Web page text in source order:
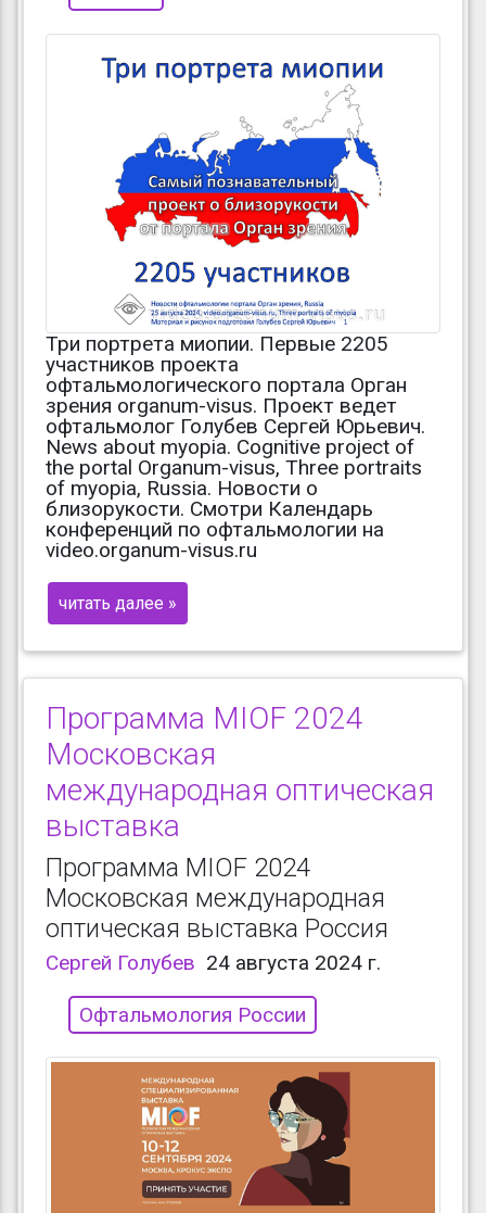
Три портрета миопии. Первые 2205
участников проекта
офтальмологического портала Орган
зрения organum-visus. Проект ведет
офтальмолог Голубев Сергей Юрьевич.
News about myopia. Cognitive project of
the portal Organum-visus, Three portraits
of myopia, Russia. Новости о
близорукости. Смотри Календарь
конференций по офтальмологии на
video.organum-visus.ru
читать далее »
Программа MIOF 2024
Московская
международная оптическая
выставка
Программа MIOF 2024
Московская международная
оптическая выставка Россия
Сергей Голубев 24 августа 2024 г.
Офтальмология России